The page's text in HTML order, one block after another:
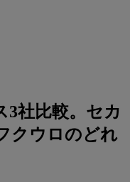
3社比較。セカ
クウロのどれ